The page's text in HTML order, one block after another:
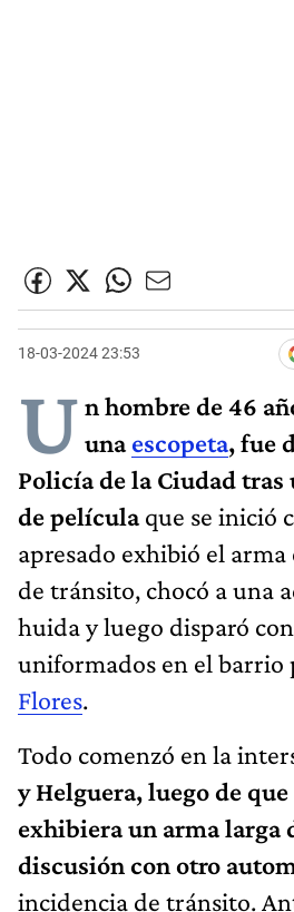
18-03-2024 23:53
U n hombre de 46
unaescopeta, fue
Policía de la Ciudad tras
de películaque se inició
apresado exhibió el
de tránsito, chocó a una
huida y luego disparó
uniformados en el barrio
Flores.
Todo comenzó en la
y Helguera, luego de
exhibiera un arma larga
discusión con otro
incidencia de tránsito.